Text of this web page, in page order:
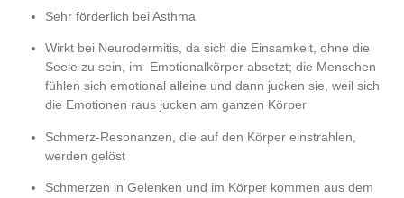
Sehr förderlich bei Asthma
Wirkt bei Neurodermitis, da sich die Einsamkeit, ohne die
Seele zu sein, im Emotionalkörper absetzt; die Menschen
fühlen sich emotional alleine und dann jucken sie, weil sich
die Emotionen raus jucken am ganzen Körper
Schmerz-Resonanzen, die auf den Körper einstrahlen,
werden gelöst
Schmerzen in Gelenken und im Körper kommen aus dem